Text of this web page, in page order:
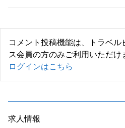
コメント投稿機能は、トラベ
ス会員の方のみご利用いただけ
ログインはこちら
求人情報